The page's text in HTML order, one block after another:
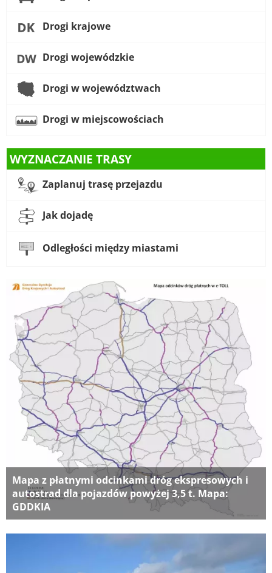
Drogi krajowe
Drogi wojewódzkie
Drogi w województwach
Drogi w miejscowościach
WYZNACZANIE TRASY
Zaplanuj trasę przejazdu
Jak dojadę
Odległości między miastami
Mapa z płatnymi odcinkami dróg ekspresowych i
autostrad dla pojazdów powyżej 3,5 t. Mapa:
GDDKIA